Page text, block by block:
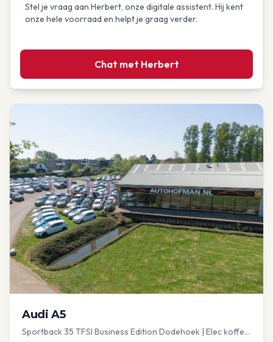
Stel je vraag aan Herbert, onze digitale assistent. Hij kent
onze hele voorraad en helpt je graag verder.
Chat met Herbert
Audi A5
Sportback 35 TFSI Business Edition Dodehoek | Elec koffer